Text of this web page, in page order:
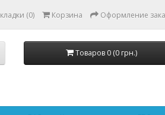
(0) Корзина Оформление
Товаров 0 (0 грн.)